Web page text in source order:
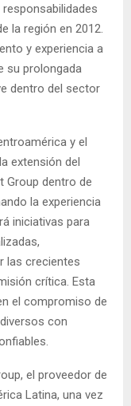
la región en 2012.
y experiencia a
su prolongada
dentro del sector
y el
extensión del
Group dentro de
la experiencia
iniciativas para
las crecientes
crítica. Esta
el compromiso de
con
el proveedor de
Latina, una vez